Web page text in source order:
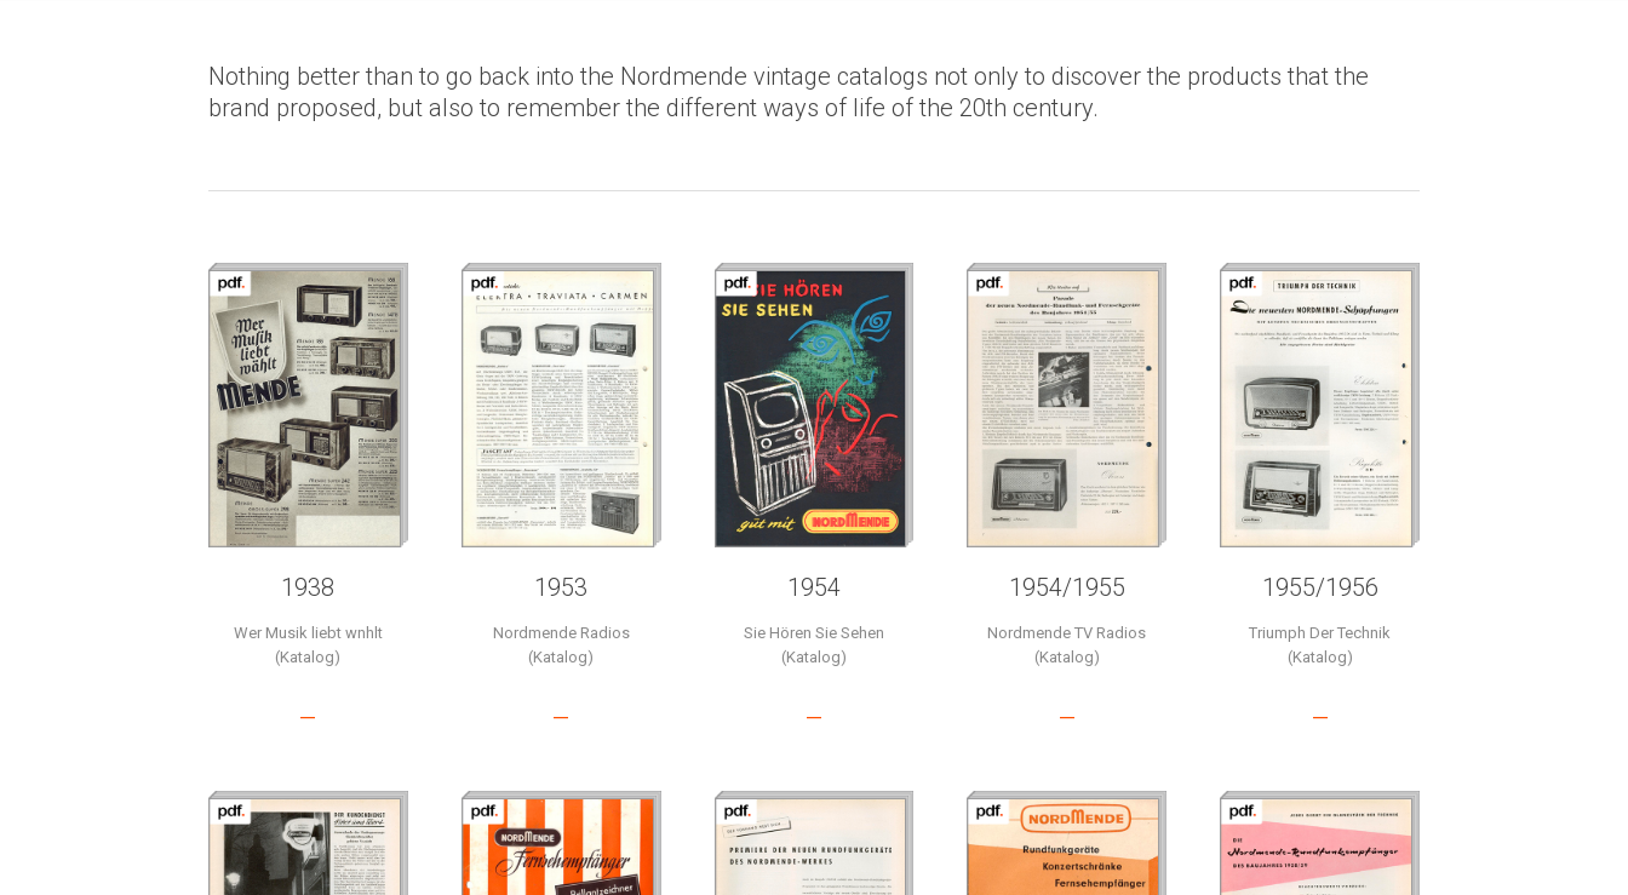
Nothing better than to go back into the Nordmende vintage catalogs not only to discover the products that the
brand proposed, but also to remember the different ways of life of the 20th century.
1938
Wer Musik liebt wnhlt
(Katalog)
–
1953
Nordmende Radios
(Katalog)
–
1954
Sie Hören Sie Sehen
(Katalog)
–
1954/1955
Nordmende TV Radios
(Katalog)
–
1955/1956
Triumph Der Technik
(Katalog)
–